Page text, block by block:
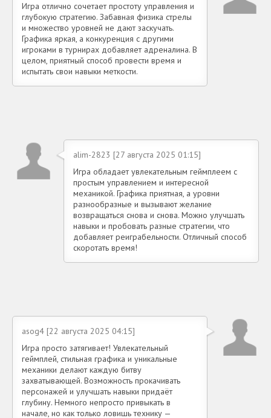
Игра отлично сочетает простоту управления и
глубокую стратегию. Забавная физика стрелы
и множество уровней не дают заскучать.
Графика яркая, а конкуренция с другими
игроками в турнирах добавляет адреналина. В
целом, приятный способ провести время и
испытать свои навыки меткости.
alim-2823 [27 августа 2025 01:15]
Игра обладает увлекательным геймплеем с
простым управлением и интересной
механикой. Графика приятная, а уровни
разнообразные и вызывают желание
возвращаться снова и снова. Можно улучшать
навыки и пробовать разные стратегии, что
добавляет реиграбельности. Отличный способ
скоротать время!
asog4 [22 августа 2025 04:15]
Игра просто затягивает! Увлекательный
геймплей, стильная графика и уникальные
механики делают каждую битву
захватывающей. Возможность прокачивать
персонажей и улучшать навыки придаёт
глубину. Немного непросто привыкать в
начале, но как только ловишь технику —